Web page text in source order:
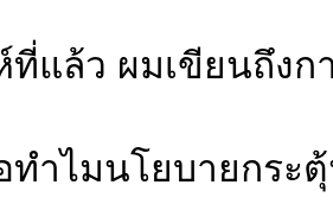
แล้ว ผมเขียนถึงก
ำไมนโยบายกระ